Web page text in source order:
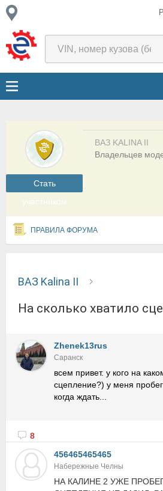
Cтать
участником
ВАЗ KALINA II
Владельцев
ПРАВИЛА ФОРУМА
ВАЗ Kalina II
на сколько хватило
Zhenek13rus
Саранск
всем привет. у кого на
сцепление?) у меня
когда ждать...
8
456465465465
Набережные Челны
НА КАЛИНЕ 2 УЖЕ